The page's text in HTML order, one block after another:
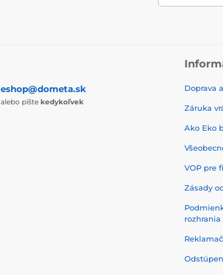
eshop@dometa.sk
alebo píšte kedykoľvek
Doprava
Záruka
Ako Eko
VOP pre
Zásady
rozhrania